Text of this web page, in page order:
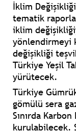
İklim
tematik
iklim
yönlendirmeyi
değişikliği
Türkiye Yeşil
yürütecek.
Türkiye
gömülü sera
Sınırda
kurulabilecek.